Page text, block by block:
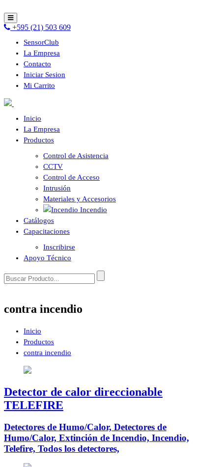
+595 (21) 503 609
SensorClub
La Empresa
Contacto
Iniciar Sesion
Mi Carrito
Inicio
La Empresa
Productos
Control de Asistencia
CCTV
Control de Acceso
Intrusión
Materiales y Accesorios
Incendio
Catálogos
Capacitaciones
Inscribirse
Apoyo Técnico
contra incendio
Inicio
Productos
contra incendio
Detector de calor direccionable
TELEFIRE
Detectores de Humo/Calor, Detectores de
Humo/Calor, Extinción de Incendio, Incendio,
Telefire, Todos los detectores,